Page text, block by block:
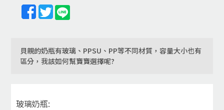
貝親的奶瓶有玻璃、PPSU、PP等不同材質，容量大小也有
區分，我該如何幫寶寶選擇呢?
玻璃奶瓶: